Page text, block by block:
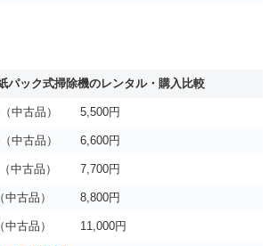
パック式掃除機のレンタル・購入比較
中古品） 5,500円
中古品） 6,600円
中古品） 7,700円
古品） 8,800円
古品） 11,000円